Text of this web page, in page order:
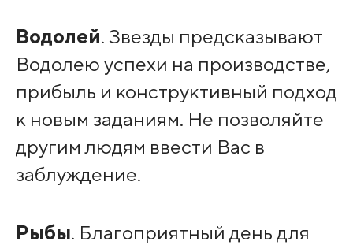
Водолей. Звезды предсказывают
Водолею успехи на производстве,
прибыль и конструктивный подход
к новым заданиям. Не позволяйте
другим людям ввести Вас в
заблуждение.
Рыбы. Благоприятный день для